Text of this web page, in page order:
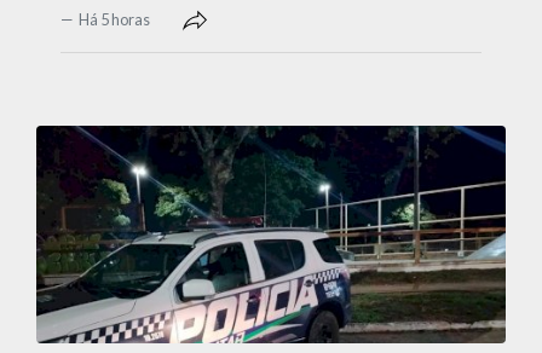
Há 5 horas